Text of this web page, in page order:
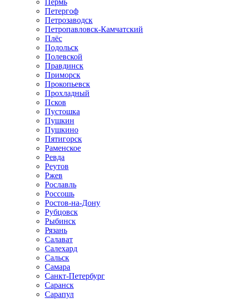
Пермь
Петергоф
Петрозаводск
Петропавловск-Камчатский
Плёс
Подольск
Полевской
Правдинск
Приморск
Прокопьевск
Прохладный
Псков
Пустошка
Пушкин
Пушкино
Пятигорск
Раменское
Ревда
Реутов
Ржев
Рославль
Россошь
Ростов-на-Дону
Рубцовск
Рыбинск
Рязань
Салават
Салехард
Сальск
Самара
Санкт-Петербург
Саранск
Сарапул